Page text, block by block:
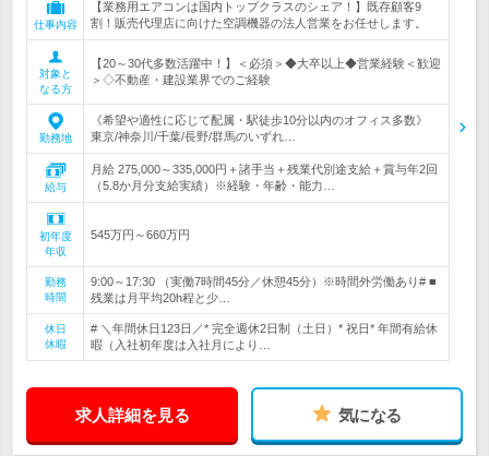
仕事内容
【業務用エアコンは国内トップクラスのシェア！】既存顧客9
割！販売代理店に向けた空調機器の法人営業をお任せします。
対象と
なる方
【20～30代多数活躍中！】＜必須＞◆大卒以上◆営業経験＜歓迎
＞◇不動産・建設業界でのご経験
勤務地
《希望や適性に応じて配属・駅徒歩10分以内のオフィス多数》
東京/神奈川/千葉/長野/群馬のいずれ…
給与
月給 275,000～335,000円＋諸手当＋残業代別途支給＋賞与年2回
（5.8か月分支給実績）※経験・年齢・能力…
初年度
年収
545万円～660万円
勤務
時間
9:00～17:30 （実働7時間45分／休憩45分）※時間外労働あり# ■
残業は月平均20h程と少…
休日
休暇
# ＼年間休日123日／* 完全週休2日制（土日）* 祝日* 年間有給休
暇（入社初年度は入社月により…
求人詳細を見る 気になる